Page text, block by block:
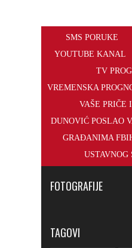
SMS PORUKE
YOUTUBE KANAL
TV
VREMENSKA
VAŠE PRIČE
DUNOVIĆ POSLAO
GRAĐANIMA
USTAVNOG
FOTOGRAFIJE
TAGOVI